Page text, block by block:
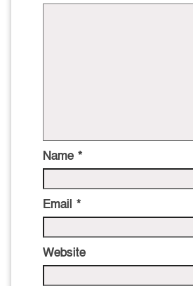
Name *
Email *
Website